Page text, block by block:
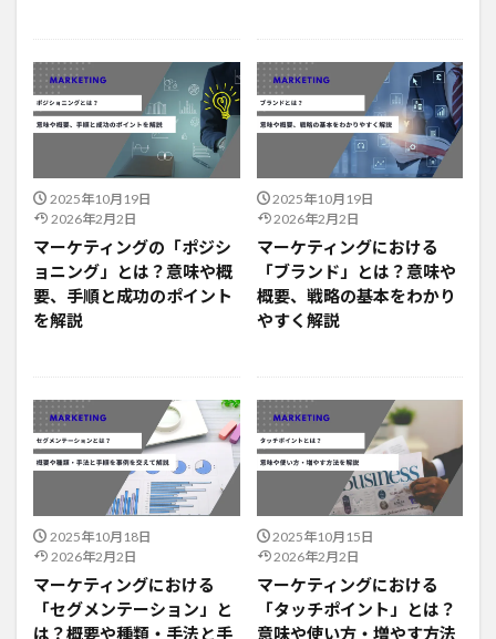
2025年10月19日
2026年2月2日
マーケティングの「ポジシ
ョニング」とは？意味や概
要、手順と成功のポイント
を解説
2025年10月19日
2026年2月2日
マーケティングにおける
「ブランド」とは？意味や
概要、戦略の基本をわかり
やすく解説
2025年10月18日
2026年2月2日
マーケティングにおける
「セグメンテーション」と
は？概要や種類・手法と手
2025年10月15日
2026年2月2日
マーケティングにおける
「タッチポイント」とは？
意味や使い方・増やす方法